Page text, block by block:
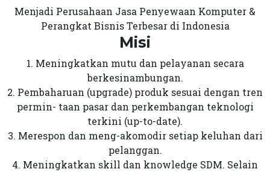
Menjadi Perusahaan Jasa Penyewaan Komputer &
Perangkat Bisnis Terbesar di Indonesia
Misi
1. Meningkatkan mutu dan pelayanan secara
berkesinambungan.
2. Pembaharuan (upgrade) produk sesuai dengan tren
permin- taan pasar dan perkembangan teknologi
terkini (up-to-date).
3. Merespon dan meng-akomodir setiap keluhan dari
pelanggan.
4. Meningkatkan skill dan knowledge SDM. Selain